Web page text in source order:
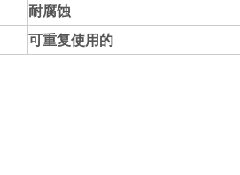
耐腐蚀
可重复使用的